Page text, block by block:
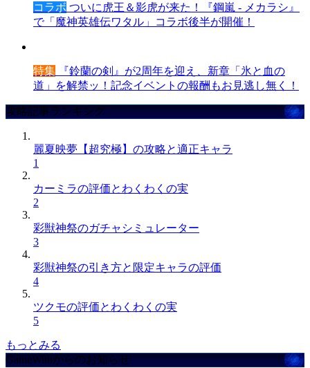
コラボ ついに虎王＆影虎が来た！『鋼嵐 - メカラシ』
で「魔神英雄伝ワタル」コラボ後半が開催！
特集 『鈴蘭の剣』が2周年を迎え、新章「氷と血の
道」を解禁ッ！記念イベントの報酬もお見逃し無く！
攻略記事ランキング
麗夏映夢【超究極】の攻略と適正キャラ
1
カーミラの評価とわくわくの実
2
彩獣神祭のガチャシミュレーター
3
彩獣神祭の引き方と限定キャラの評価
4
ツクモの評価とわくわくの実
5
もっとみる
GameWithからのお知らせ